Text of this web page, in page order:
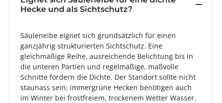
Hecke und als Sichtschutz?
Säuleneibe eignet sich grundsätzlich für einen
ganzjährig strukturierten Sichtschutz. Eine
gleichmäßige Reihe, ausreichende Belichtung bis in
die unteren Partien und regelmäßige, maßvolle
Schnitte fördern die Dichte. Der Standort sollte nicht
staunass sein; immergrüne Hecken benötigen auch
im Winter bei frostfreiem, trockenem Wetter Wasser.